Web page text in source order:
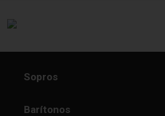
Sopros
Barítonos